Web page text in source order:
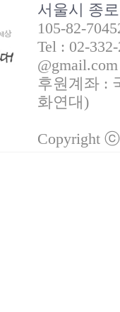
서울시 종
105-82-
Tel : 02-
@gmail.com
후원계좌 :
화연대)
Copyright